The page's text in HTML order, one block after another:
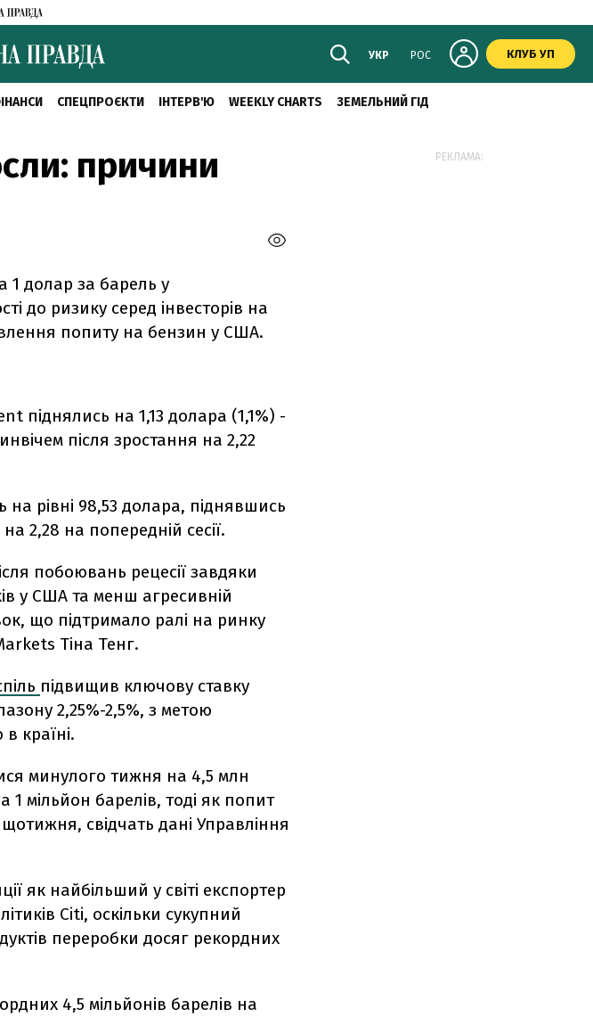
УКР РОС КЛУБ УП
СПЕЦПРОЄКТИ ІНТЕРВ'Ю WEEKLY CHARTS ЗЕМЕЛЬНИЙ ГІД
причини
1 долар за барель у
до ризику серед інвесторів на
попиту на бензин у США.
піднялись на 1,13 долара (1,1%) -
після зростання на 2,22
рівні 98,53 долара, піднявшись
2,28 на попередній сесії.
побоювань рецесії завдяки
у США та менш агресивній
що підтримало ралі на ринку
Тіна Тенг.
підвищив ключову ставку
2,25%-2,5%, з метою
країні.
минулого тижня на 4,5 млн
1 мільйон барелів, тоді як попит
свідчать дані Управління
як найбільший у світі експортер
Citi, оскільки сукупний
переробки досяг рекордних
4,5 мільйонів барелів на
РЕКЛАМА: